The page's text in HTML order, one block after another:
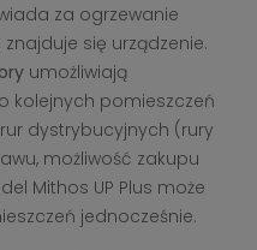
za ogrzewanie
się urządzenie.
umożliwiają
kolejnych pomieszczeń
dystrybucyjnych (rury
możliwość zakupu
Mithos UP Plus może
jednocześnie.